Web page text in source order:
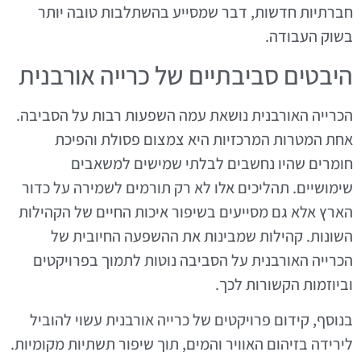
חברתיות חדשות, דבר שמסייע בהשתלבות טובה יותר
בשוק העבודה.
היבטים סביבתיים של כרייה אורבנית
הכרייה האורבנית נושאת עמה השפעות רבות על הסביבה.
אחת המטרות המרכזיות היא צמצום פסולת והפיכת
חומרים שהיו נחשבים לבלתי שמישים למשאבים
שימושיים. תהליכים אלו לא רק תורמים לשמירה על כדור
הארץ אלא גם מסייעים בשיפור איכות החיים של הקהילות
השונות. קהילות שמבינות את ההשפעה החיובית של
הכרייה האורבנית על הסביבה נוטות לתמוך בפרויקטים
וביוזמות הקשורות לכך.
בנוסף, קידום פרויקטים של כרייה אורבנית עשוי להוביל
לירידה בזיהום האוויר והמים, תוך שיפור תשתיות מקומיות.